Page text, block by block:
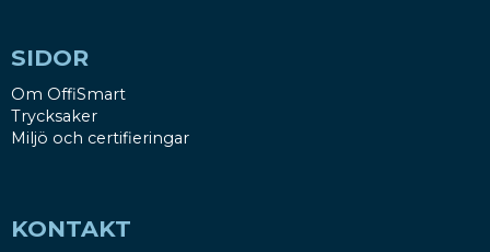
SIDOR
Om OffiSmart
Trycksaker
Miljö och certifieringar
KONTAKT